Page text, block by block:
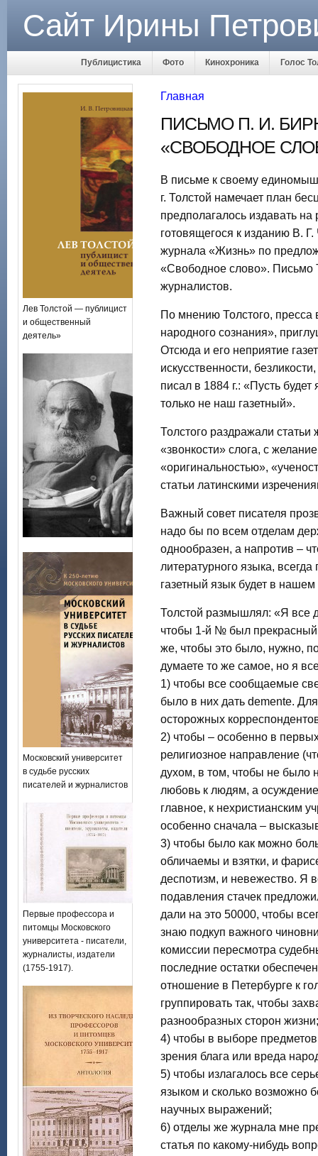
Сайт Ирины
Публицистика Фото Кинохроника Голос
Лев Толстой — публицист
и общественный
деятель»
Московский университет
в судьбе русских
писателей и журналистов
Первые профессора и
питомцы Московского
университета - писатели,
журналисты, издатели
(1755-1917).
Главная
ПИСЬМО П. И.
«СВОБОДНОЕ
В письме к своему
г. Толстой намечает план
предполагалось издавать
готовящегося к изданию В.
журнала «Жизнь» по
«Свободное слово». Письмо
журналистов.
По мнению Толстого, пресса
народного сознания»,
Отсюда и его неприятие
искусственности,
писал в 1884 г.: «Пусть
только не наш газетный».
Толстого раздражали
«звонкости» слога, с
«оригинальностью»,
статьи латинскими
Важный совет писателя
надо бы по всем отделам
однообразен, а напротив –
литературного языка,
газетный язык будет в
Толстой размышлял: «Я все
чтобы 1-й № был прекрасный
же, чтобы это было, нужно,
думаете то же самое, но я
1) чтобы все сообщаемые
было в них дать demente.
осторожных
2) чтобы – особенно в
религиозное направление
духом, в том, чтобы не было
любовь к людям, а
главное, к нехристианским
особенно сначала –
3) чтобы было как можно
обличаемы и взятки, и
деспотизм, и невежество. Я
подавления стачек
дали на это 50000, чтобы
знаю подкуп важного
комиссии пересмотра
последние остатки
отношение в Петербурге к
группировать так, чтобы
разнообразных сторон жизни;
4) чтобы в выборе
зрения блага или вреда
5) чтобы излагалось все
языком и сколько возможно
научных выражений;
6) отделы же журнала мне
статья по какому-нибудь